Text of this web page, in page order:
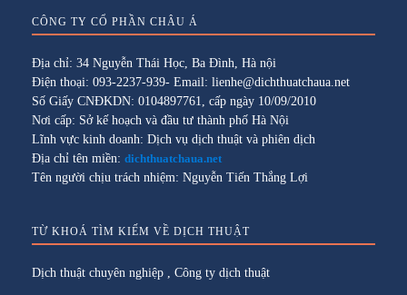
CÔNG TY CỔ PHẦN CHÂU Á
Địa chỉ: 34 Nguyễn Thái Học, Ba Đình, Hà nội
Điện thoại: 093-2237-939- Email: lienhe@dichthuatchaua.net
Số Giấy CNĐKDN: 0104897761, cấp ngày 10/09/2010
Nơi cấp: Sở kế hoạch và đầu tư thành phố Hà Nội
Lĩnh vực kinh doanh: Dịch vụ dịch thuật và phiên dịch
Địa chỉ tên miền: dichthuatchaua.net
Tên người chịu trách nhiệm: Nguyễn Tiến Thắng Lợi
TỪ KHOÁ TÌM KIẾM VỀ DỊCH THUẬT
Dịch thuật chuyên nghiệp , Công ty dịch thuật